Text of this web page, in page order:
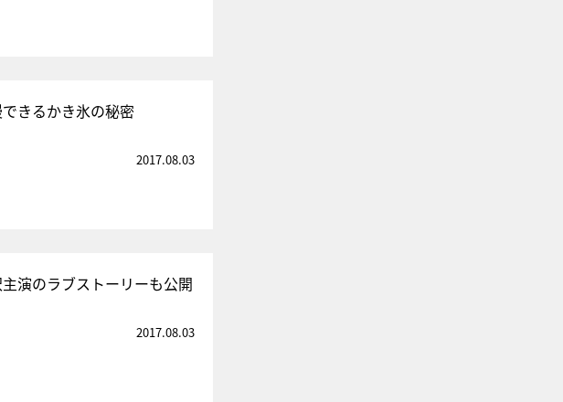
きるかき氷の秘密
2017.08.03
演のラブストーリーも公開
2017.08.03